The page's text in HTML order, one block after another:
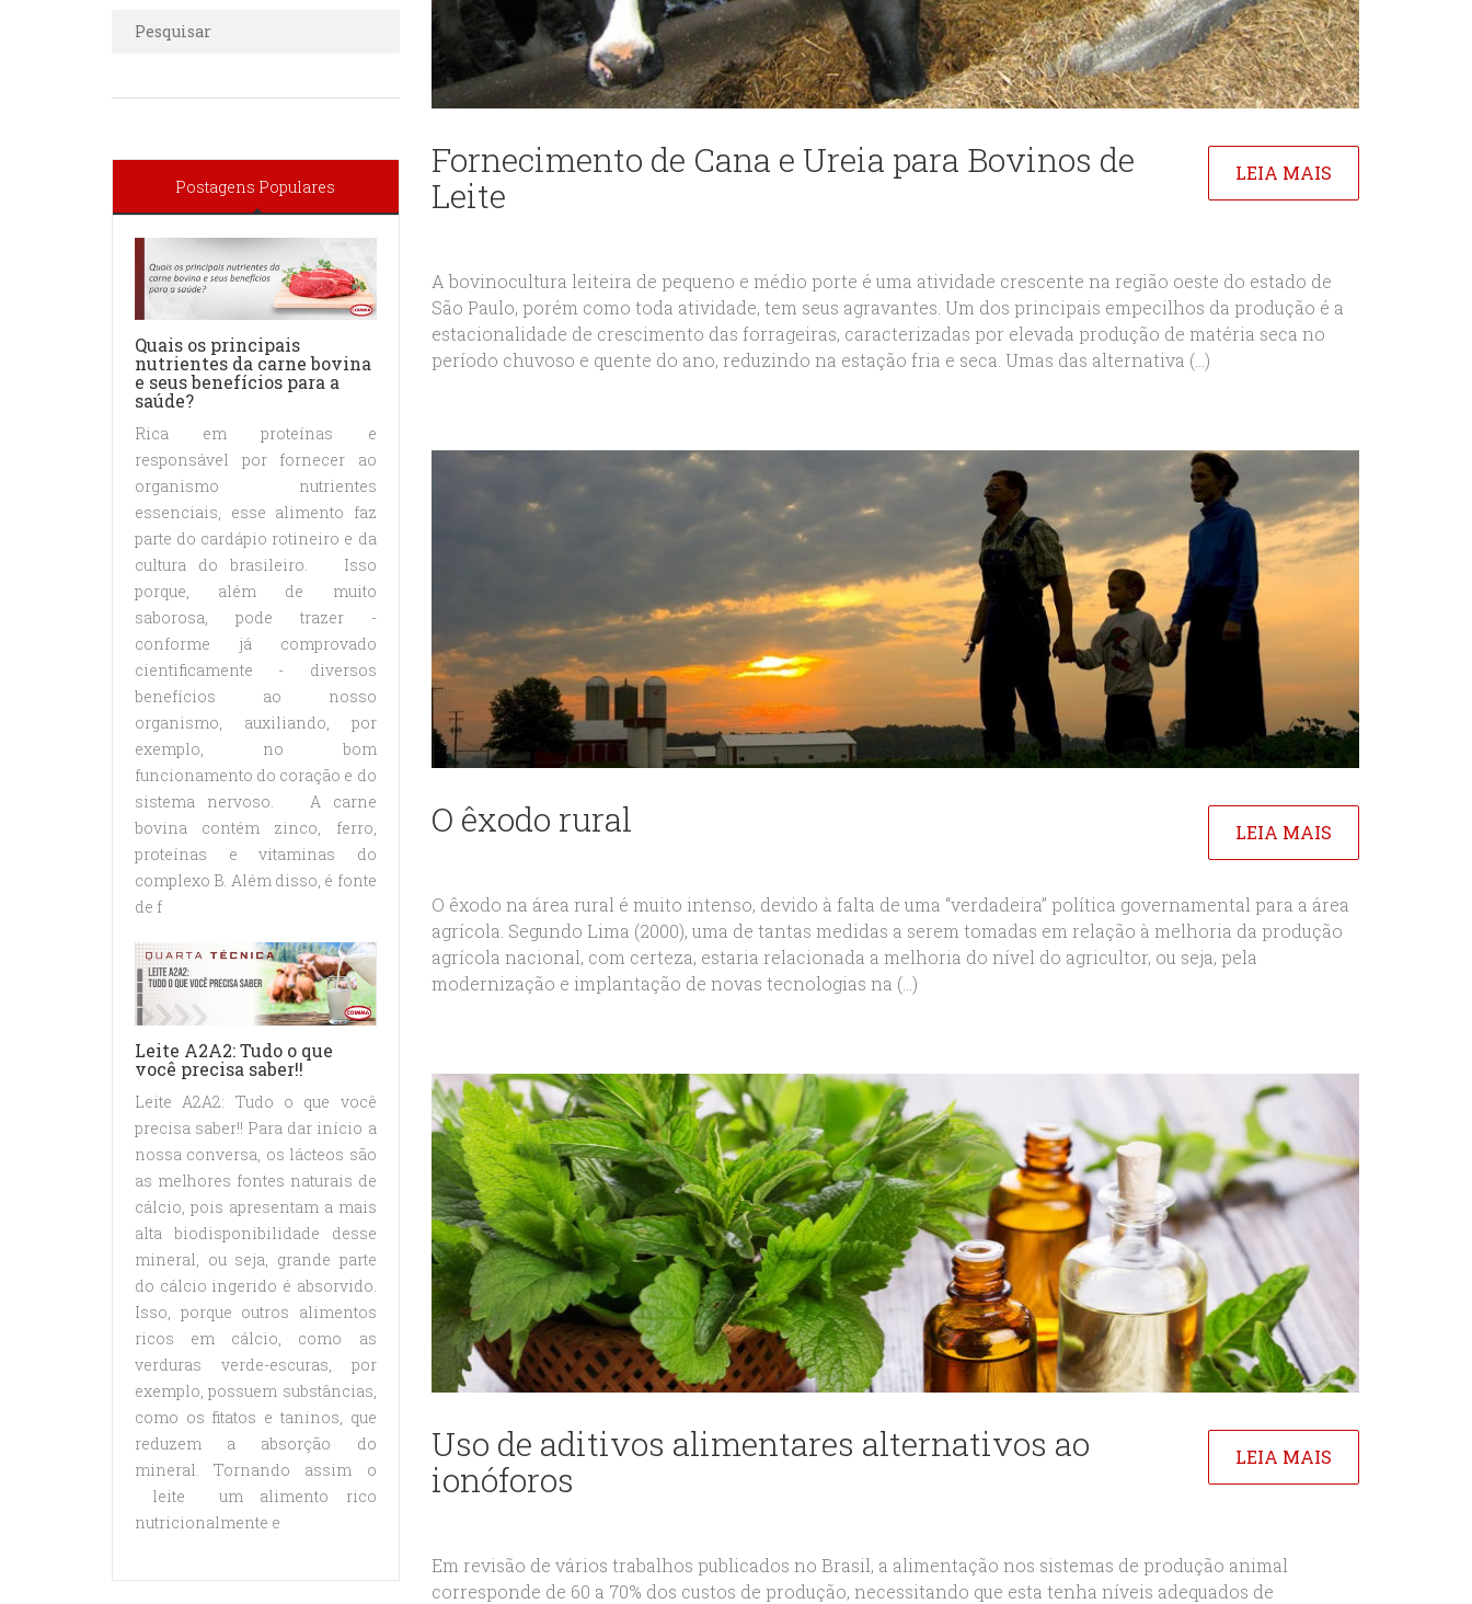
Postagens Populares
Quais os principais
nutrientes da carne bovina
e seus benefícios para a
saúde?
Rica em proteínas e
responsável por fornecer ao
organismo nutrientes
essenciais, esse alimento faz
parte do cardápio rotineiro e da
cultura do brasileiro. Isso
porque, além de muito
saborosa, pode trazer -
conforme já comprovado
cientificamente - diversos
benefícios ao nosso
organismo, auxiliando, por
exemplo, no bom
funcionamento do coração e do
sistema nervoso. A carne
bovina contém zinco, ferro,
proteínas e vitaminas do
complexo B. Além disso, é fonte
de f
Leite A2A2: Tudo o que
você precisa saber!!
Leite A2A2: Tudo o que você
precisa saber!! Para dar início a
nossa conversa, os lácteos são
as melhores fontes naturais de
cálcio, pois apresentam a mais
alta biodisponibilidade desse
mineral, ou seja, grande parte
do cálcio ingerido é absorvido.
Isso, porque outros alimentos
ricos em cálcio, como as
verduras verde-escuras, por
exemplo, possuem substâncias,
como os fitatos e taninos, que
reduzem a absorção do
mineral. Tornando assim o
leite um alimento rico
nutricionalmente e
Fornecimento de Cana e Ureia para Bovinos de
Leite
LEIA MAIS
A bovinocultura leiteira de pequeno e médio porte é uma atividade crescente na região oeste do estado de
São Paulo, porém como toda atividade, tem seus agravantes. Um dos principais empecilhos da produção é a
estacionalidade de crescimento das forrageiras, caracterizadas por elevada produção de matéria seca no
período chuvoso e quente do ano, reduzindo na estação fria e seca. Umas das alternativa (...)
O êxodo rural LEIA MAIS
O êxodo na área rural é muito intenso, devido à falta de uma “verdadeira” política governamental para a área
agrícola. Segundo Lima (2000), uma de tantas medidas a serem tomadas em relação à melhoria da produção
agrícola nacional, com certeza, estaria relacionada a melhoria do nível do agricultor, ou seja, pela
modernização e implantação de novas tecnologias na (...)
Uso de aditivos alimentares alternativos ao
ionóforos
LEIA MAIS
Em revisão de vários trabalhos publicados no Brasil, a alimentação nos sistemas de produção animal
corresponde de 60 a 70% dos custos de produção, necessitando que esta tenha níveis adequados de